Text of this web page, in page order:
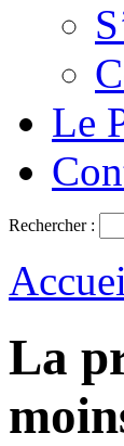
Le
Rechercher :
La